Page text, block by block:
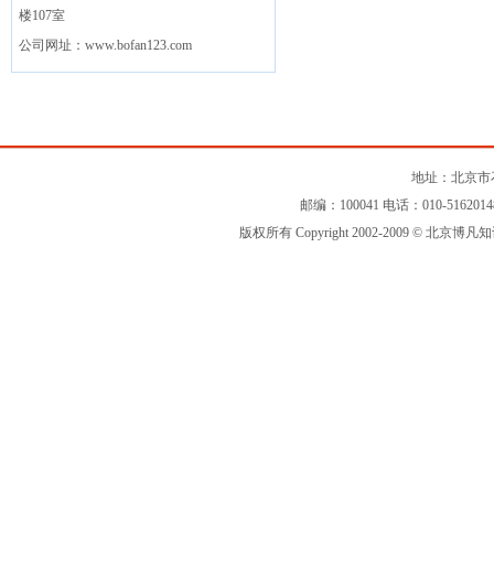
楼107室
公司网址：www.bofan123.com
地址：北京市
邮编：100041 电话：010-
版权所有 Copyright 2002-2009 © 北京博凡